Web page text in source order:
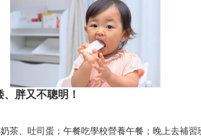
胖又不聰明！
茶、吐司蛋；午餐吃學校營養午餐；晚上去補